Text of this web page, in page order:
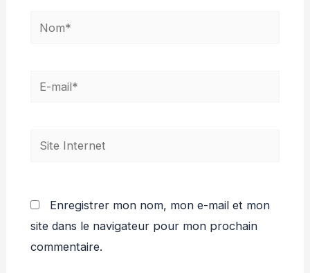
Nom*
E-
Site
Enregistrer mon nom, mon e-mail et mon
site dans le navigateur pour mon prochain
commentaire.